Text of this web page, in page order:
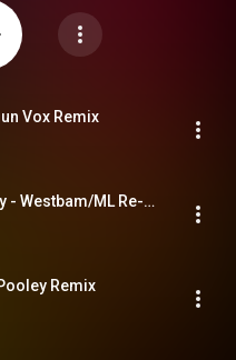
Vox Remix
Das ist nicht das Ende Baby - Westbam/ML Re-Rub
Remix